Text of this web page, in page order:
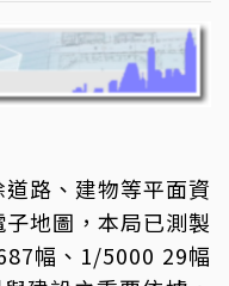
道路、建物等平面資
地圖，本局已測製
幅、1/5000 29幅